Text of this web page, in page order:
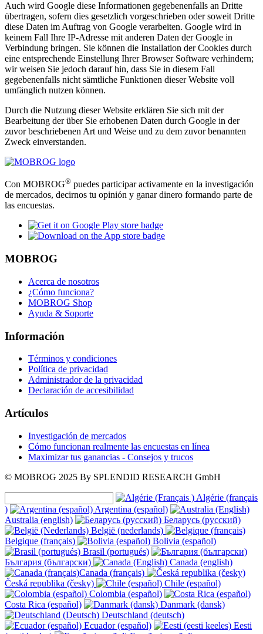
Auch wird Google diese Informationen gegebenenfalls an Dritte
übertragen, sofern dies gesetzlich vorgeschrieben oder soweit Dritte
diese Daten im Auftrag von Google verarbeiten. Google wird in
keinem Fall Ihre IP-Adresse mit anderen Daten der Google in
Verbindung bringen. Sie können die Installation der Cookies durch
eine entsprechende Einstellung Ihrer Browser Software verhindern;
wir weisen Sie jedoch darauf hin, dass Sie in diesem Fall
gegebenenfalls nicht sämtliche Funktionen dieser Website voll
umfänglich nutzen können.
Durch die Nutzung dieser Website erklären Sie sich mit der
Bearbeitung der über Sie erhobenen Daten durch Google in der
zuvor beschriebenen Art und Weise und zu dem zuvor benannten
Zweck einverstanden.
Con MOBROG® puedes participar activamente en la investigación
de mercados, decirnos tu opinión y ganar dinero formando parte de
las encuestas.
MOBROG
Acerca de nosotros
¿Cómo funciona?
MOBROG Shop
Ayuda & Soporte
Información
Términos y condiciones
Política de privacidad
Administrador de la privacidad
Declaración de accesibilidad
Artículos
Investigación de mercados
Cómo funcionan realmente las encuestas en línea
Maximizar tus ganancias - Consejos y trucos
© MOBROG 2025 By SPLENDID RESEARCH GmbH
Algérie (français
)
Argentina (español)
Australia (english)
Беларусь (русский)
België (nederlands)
Belgique (français)
Bolivia (español)
Brasil (portugués)
България (български)
Canada (english)
Canada (français)
Česká republika (česky)
Chile (español)
Colombia (español)
Costa Rica (español)
Danmark (dansk)
Deutschland (deutsch)
Ecuador (español)
Eesti